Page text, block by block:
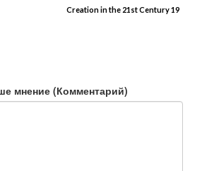
Creation in the 21st Century 19
мнение (Комментарий)